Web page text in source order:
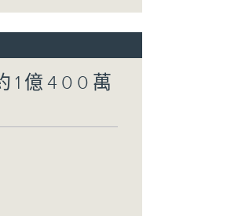
1億400萬